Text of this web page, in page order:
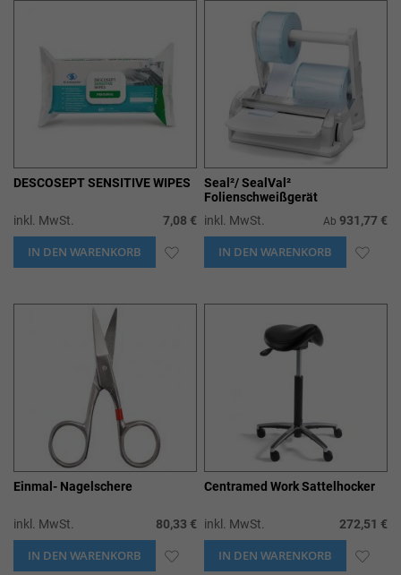
DESCOSEPT SENSITIVE WIPES
inkl. MwSt. 7,08 €
IN DEN WARENKORB ZUR
Seal²/ SealVal²
Folienschweißgerät
inkl. MwSt.
Ab 931,77 €
IN DEN WARENKORB ZUR
Einmal- Nagelschere
inkl. MwSt. 80,33 €
IN DEN WARENKORB ZUR
Centramed Work Sattelhocker
inkl. MwSt. 272,51 €
IN DEN WARENKORB ZUR